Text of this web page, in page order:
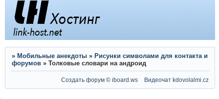
» Мобильные анекдоты » Рисунки символами для контакта и
форумов » Толковые словари на андроид
Создать форум ©iboard.ws Видеочат kdovolalmi.cz